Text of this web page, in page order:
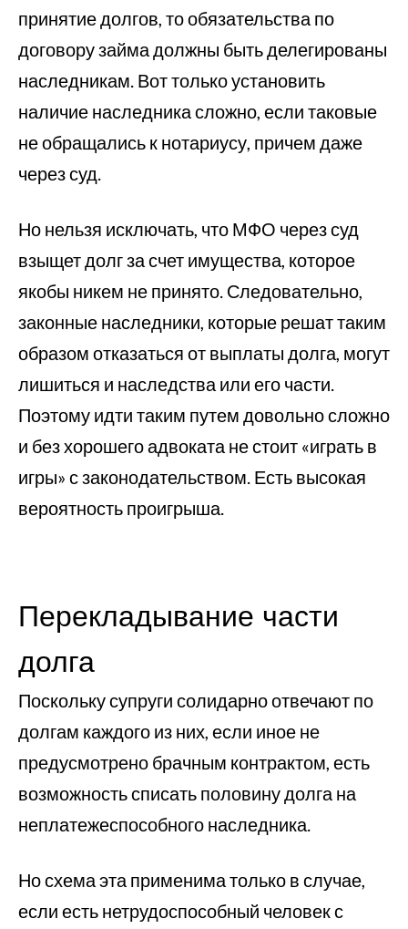
принятие долгов, то обязательства по
договору займа должны быть делегированы
наследникам. Вот только установить
наличие наследника сложно, если таковые
не обращались к нотариусу, причем даже
через суд.
Но нельзя исключать, что МФО через суд
взыщет долг за счет имущества, которое
якобы никем не принято. Следовательно,
законные наследники, которые решат таким
образом отказаться от выплаты долга, могут
лишиться и наследства или его части.
Поэтому идти таким путем довольно сложно
и без хорошего адвоката не стоит «играть в
игры» с законодательством. Есть высокая
вероятность проигрыша.
Перекладывание части
долга
Поскольку супруги солидарно отвечают по
долгам каждого из них, если иное не
предусмотрено брачным контрактом, есть
возможность списать половину долга на
неплатежеспособного наследника.
Но схема эта применима только в случае,
если есть нетрудоспособный человек с